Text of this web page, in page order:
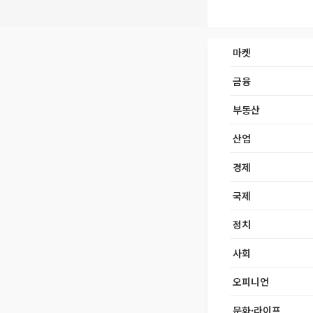
마켓
금융
부동산
산업
경제
국제
정치
사회
오피니언
문화·라이프